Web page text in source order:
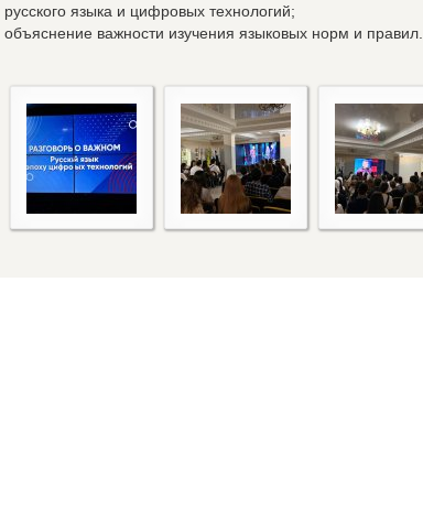
русского языка и цифровых технологий;
объяснение важности изучения языковых норм и правил.